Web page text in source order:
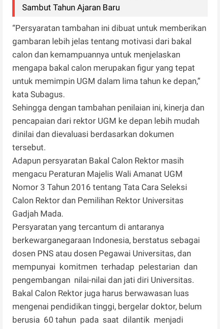
Sambut Tahun Ajaran Baru
“Persyaratan tambahan ini dibuat untuk memberikan
gambaran lebih jelas tentang motivasi dari bakal
calon dan kemampuannya untuk menjelaskan
mengapa bakal calon merupakan figur yang tepat
untuk memimpin UGM dalam lima tahun ke depan,”
kata Subagus.
Sehingga dengan tambahan penilaian ini, kinerja dan
pencapaian dari rektor UGM ke depan lebih mudah
dinilai dan dievaluasi berdasarkan dokumen
tersebut.
Adapun persyaratan Bakal Calon Rektor masih
mengacu Peraturan Majelis Wali Amanat UGM
Nomor 3 Tahun 2016 tentang Tata Cara Seleksi
Calon Rektor dan Pemilihan Rektor Universitas
Gadjah Mada.
Persyaratan yang tercantum di antaranya
berkewarganegaraan Indonesia, berstatus sebagai
dosen PNS atau dosen Pegawai Universitas, dan
mempunyai komitmen terhadap pelestarian dan
pengembangan nilai-nilai dan jati diri Universitas.
Bakal Calon Rektor juga harus berwawasan luas
mengenai pendidikan tinggi, bergelar doktor, belum
berusia 60 tahun pada saat dilantik menjadi